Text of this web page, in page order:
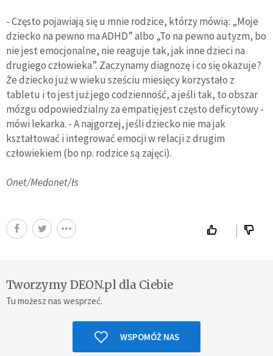
- Często pojawiają się u mnie rodzice, którzy mówią: „Moje
dziecko na pewno ma ADHD” albo „To na pewno autyzm, bo
nie jest emocjonalne, nie reaguje tak, jak inne dzieci na
drugiego człowieka”. Zaczynamy diagnozę i co się okazuje?
Że dziecko już w wieku sześciu miesięcy korzystało z
tabletu i to jest już jego codzienność, a jeśli tak, to obszar
mózgu odpowiedzialny za empatię jest często deficytowy -
mówi lekarka. - A najgorzej, jeśli dziecko nie ma jak
kształtować i integrować emocji w relacji z drugim
człowiekiem (bo np. rodzice są zajęci).
Onet/Medonet/łs
Tworzymy DEON.pl dla Ciebie
Tu możesz nas wesprzeć.
WSPOMÓŻ NAS